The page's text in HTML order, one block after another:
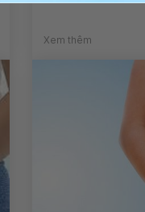
Xem thêm